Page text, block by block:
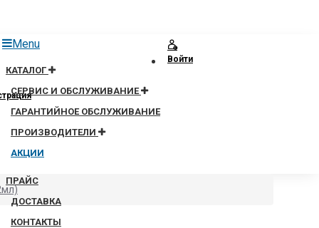
Menu
КАТАЛОГ
СЕРВИС И ОБСЛУЖИВАНИЕ
ГАРАНТИЙНОЕ ОБСЛУЖИВАНИЕ
ПРОИЗВОДИТЕЛИ
АКЦИИ
ПРАЙС
ДОСТАВКА
КОНТАКТЫ
Войти